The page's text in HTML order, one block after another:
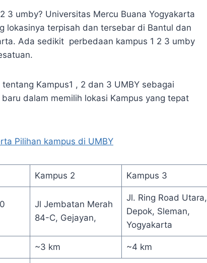
3 umby? Universitas Mercu Buana Yogyakarta
lokasinya terpisah dan tersebar di Bantul dan
Ada sedikit perbedaan kampus 1 2 3 umby
Kampus1 , 2 dan 3 UMBY sebagai
dalam memilih lokasi Kampus yang tepat
Pilihan kampus di UMBY
Kampus 2 Kampus 3
Jl Jembatan Merah
84-C, Gejayan,
Jl. Ring Road Utara,
Depok, Sleman,
Yogyakarta
~3 km ~4 km